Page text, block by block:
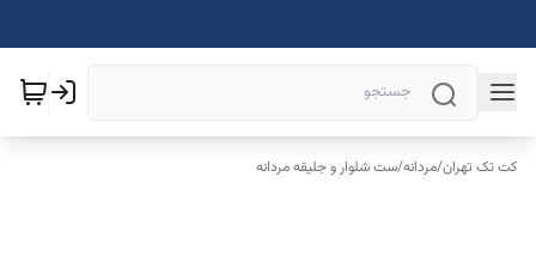
کت تک تهران/مردانه/ست شلوار و جلیقه مردانه